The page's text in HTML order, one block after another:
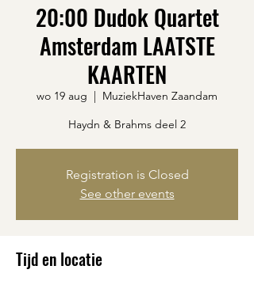
20:00 Dudok Quartet
Amsterdam LAATSTE
KAARTEN
wo 19 aug
  |
MuziekHaven Zaandam
Haydn & Brahms deel 2
Registration is Closed
See other events
Tijd en locatie